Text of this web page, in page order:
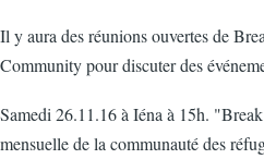
Il y aura des réunions ouvertes de
Community pour discuter des
Samedi 26.11.16 à Iéna à 15h.
mensuelle de la communauté des